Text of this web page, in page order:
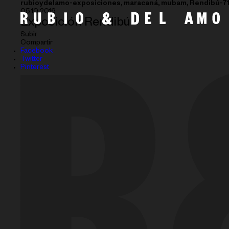
rubioydelamo-exposiciones, maracaná, mubam, Rendibú-
05.10.2016
Exposición Rendibú
Subir
Compartir
Facebook
Twitter
Pinterest